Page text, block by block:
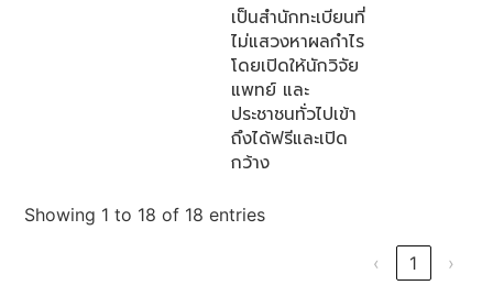
เป็นสำนักทะเบียนที่
ไม่แสวงหาผลกำไร
โดยเปิดให้นักวิจัย
แพทย์ และ
ประชาชนทั่วไปเข้า
ถึงได้ฟรีและเปิด
กว้าง
Showing 1 to 18 of 18 entries
‹ 1 ›